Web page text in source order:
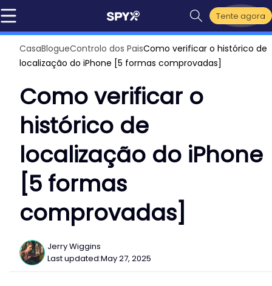
Tente agora
CasaBlogueControlo dos PaisComo verificar o histórico de
localização do iPhone [5 formas comprovadas]
Como verificar o
histórico de
localização do iPhone
[5 formas
comprovadas]
Jerry Wiggins
Last updated:May 27, 2025